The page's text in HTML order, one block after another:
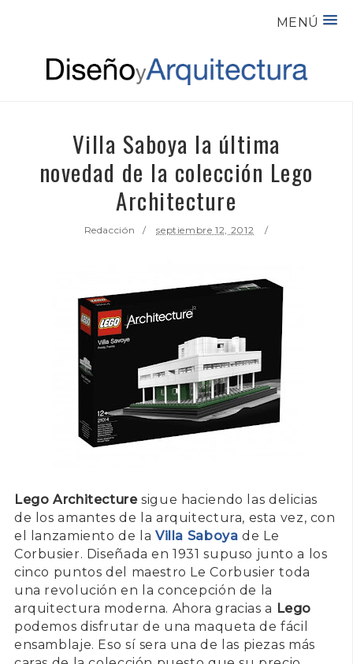
MENÚ
Villa Saboya la última
novedad de la colección Lego
Architecture
Redacción septiembre 12, 2012
Lego Architecturesigue haciendo las delicias
de los amantes de la arquitectura, esta vez, con
el lanzamiento de la Villa Saboya de Le
Corbusier. Diseñada en 1931 supuso junto a los
cinco puntos del maestro Le Corbusier toda
una revolución en la concepción de la
arquitectura moderna. Ahora gracias a Lego
podemos disfrutar de una maqueta de fácil
ensamblaje. Eso sí sera una de las piezas más